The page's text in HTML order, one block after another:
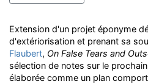
Extension d'un projet éponyme
d'extériorisation et prenant sa
Flaubert, On False Tears and
sélection de notes sur le
élaborée comme un plan